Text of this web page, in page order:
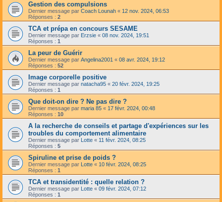
Gestion des compulsions
Dernier message par Coach Lounah « 12 nov. 2024, 06:53
Réponses : 2
TCA et prépa en concours SESAME
Dernier message par Erzsie « 08 nov. 2024, 19:51
Réponses : 1
La peur de Guérir
Dernier message par Angelina2001 « 08 avr. 2024, 19:12
Réponses : 52
Image corporelle positive
Dernier message par natacha95 « 20 févr. 2024, 19:25
Réponses : 1
Que doit-on dire ? Ne pas dire ?
Dernier message par maria 85 « 17 févr. 2024, 00:48
Réponses : 10
A la recherche de conseils et partage d'expériences sur les
troubles du comportement alimentaire
Dernier message par Lotte « 11 févr. 2024, 08:25
Réponses : 5
Spiruline et prise de poids ?
Dernier message par Lotte « 10 févr. 2024, 08:25
Réponses : 1
TCA et transidentité : quelle relation ?
Dernier message par Lotte « 09 févr. 2024, 07:12
Réponses : 1